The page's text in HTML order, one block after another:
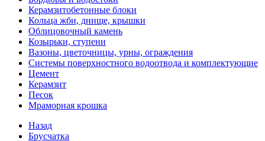
Керамзитобетонные блоки
Кольца жби, днище, крышки
Облицовочный камень
Козырьки, ступени
Вазоны, цветочницы, урны, ограждения
Системы поверхностного водоотвода и комплектующие
Цемент
Керамзит
Песок
Мраморная крошка
Назад
Брусчатка